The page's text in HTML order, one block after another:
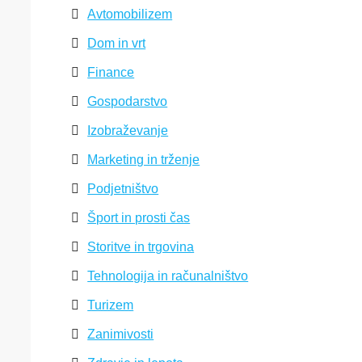
Avtomobilizem
Dom in vrt
Finance
Gospodarstvo
Izobraževanje
Marketing in trženje
Podjetništvo
Šport in prosti čas
Storitve in trgovina
Tehnologija in računalništvo
Turizem
Zanimivosti